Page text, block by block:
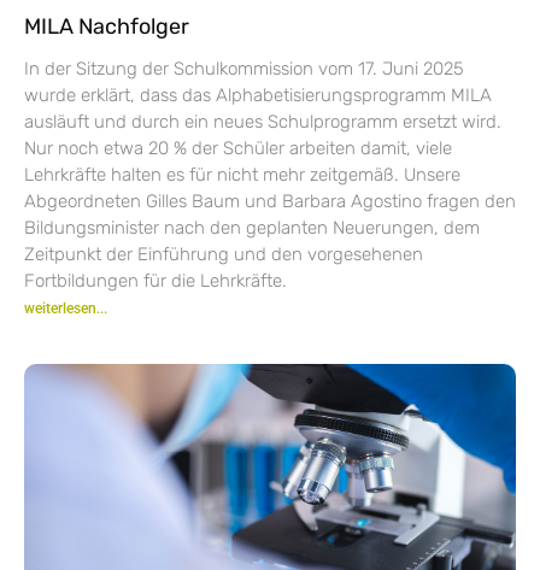
MILA Nachfolger
In der Sitzung der Schulkommission vom 17. Juni 2025
wurde erklärt, dass das Alphabetisierungsprogramm MILA
ausläuft und durch ein neues Schulprogramm ersetzt wird.
Nur noch etwa 20 % der Schüler arbeiten damit, viele
Lehrkräfte halten es für nicht mehr zeitgemäß. Unsere
Abgeordneten Gilles Baum und Barbara Agostino fragen den
Bildungsminister nach den geplanten Neuerungen, dem
Zeitpunkt der Einführung und den vorgesehenen
Fortbildungen für die Lehrkräfte.
weiterlesen...